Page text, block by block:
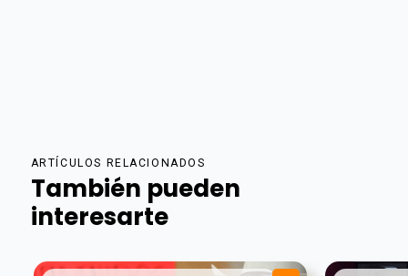
ARTÍCULOS RELACIONADOS
También pueden
interesarte